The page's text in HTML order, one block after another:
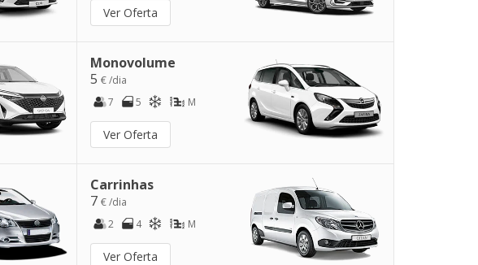
Ver Oferta
Monovolume
5 € /dia
7
5 M
Ver Oferta
Carrinhas
7 € /dia
2
4 M
Ver Oferta